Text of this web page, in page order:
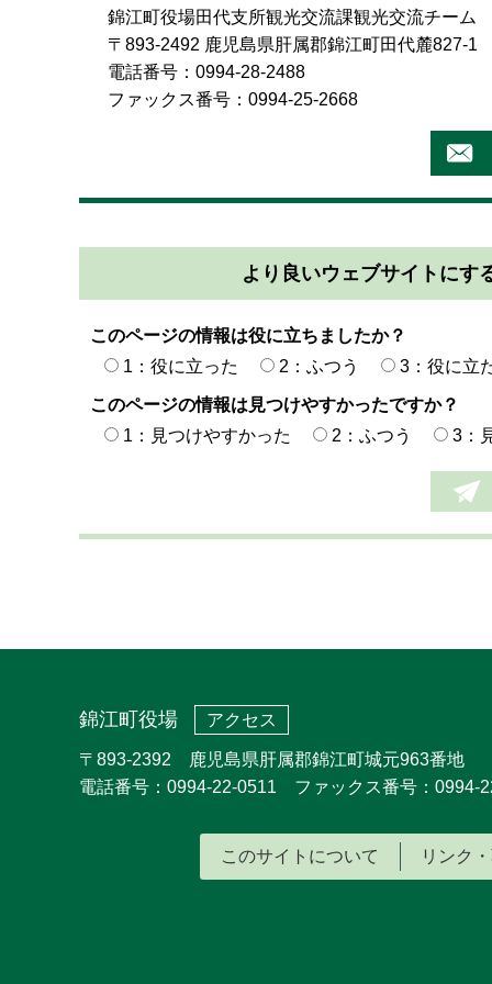
錦江町役場田代支所観光交流課観光交流チーム
〒893-2492 鹿児島県肝属郡錦江町田代麓827-1
電話番号：0994-28-2488
ファックス番号：0994-25-2668
より良いウェブサイトにす
このページの情報は役に立ちましたか？
1：役に立った
2：ふつう 3：役に立
このページの情報は見つけやすかったですか？
1：見つけやすかった
2：ふつう 3：
錦江町役場 アクセス
〒893-2392 鹿児島県肝属郡錦江町城元963番地
電話番号：0994-22-0511 ファックス番号：0994-
このサイトについて リンク